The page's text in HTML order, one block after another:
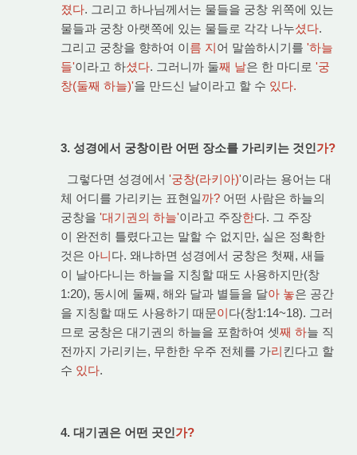
졌다. 그리고 하나님께서는 물들을 궁창 위쪽에 있는
물들과 궁창 아랫쪽에 있는 물들로 각각 나누셨다.
그리고 궁창을 향하여 이름 지어 말씀하시기를 '하늘
들'이라고 하셨다. 그러니까 둘째 날은 한 마디로 '궁
창(둘째 하늘)'을 만드신 날이라고 할 수 있다.
3. 성경에서 궁창이란 어떤 장소를 가리키는 것인가?
그렇다면 성경에서 '궁창(라키아)'이라는 용어는 대
체 어디를 가리키는 표현일까? 어떤 사람은 하늘의
궁창을 '대기권의 하늘'이라고 주장한다. 그 주장
이 완전히 틀렸다고는 말할 수 없지만, 실은 정확한
것은 아니다. 왜냐하면 성경에서 궁창은 첫째, 새들
이 날아다니는 하늘을 지칭할 때도 사용하지만(창
1:20), 동시에 둘째, 해와 달과 별들을 달아 놓은 공간
을 지칭할 때도 사용하기 때문이다(창1:14~18). 그러
므로 궁창은 대기권의 하늘을 포함하여 셋째 하늘 직
전까지 가리키는, 무한한 우주 전체를 가리 킨다고 할
수 있다.
4. 대기권은 어떤 곳인가?